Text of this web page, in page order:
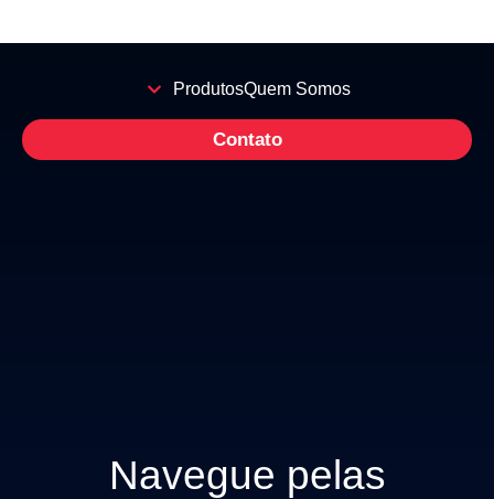
ProdutosQuem Somos
Contato
Navegue pelas